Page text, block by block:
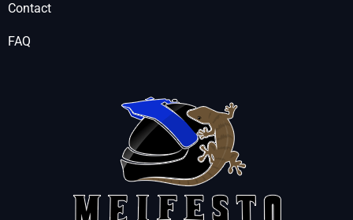
Contact
FAQ